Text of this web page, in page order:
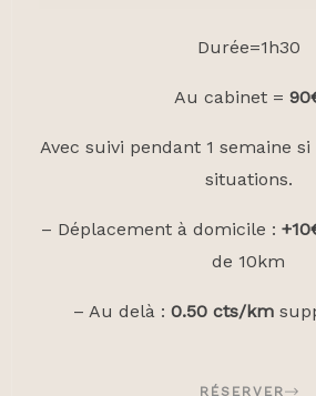
Durée=1h30
Au cabinet =
Avec suivi pendant 1 semaine
situations.
– Déplacement à domicile :
de 10km
– Au delà : 0.50 cts/km
RÉSERVER